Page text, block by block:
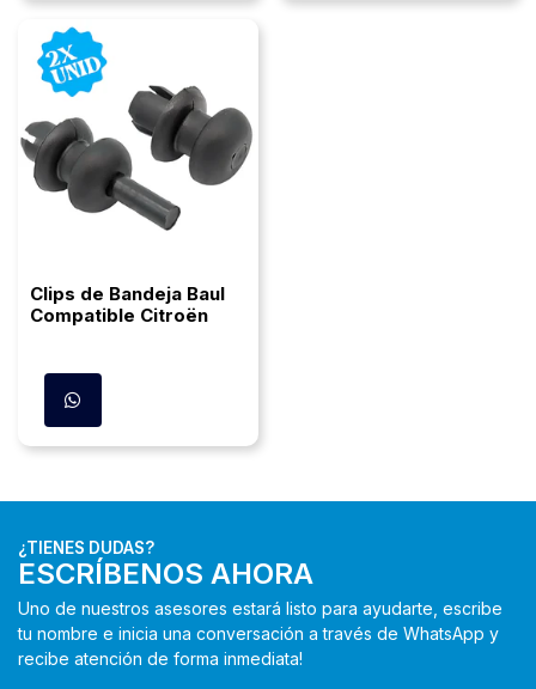
Clips de Bandeja Baul
Compatible Citroën
¿TIENES DUDAS?
ESCRÍBENOS AHORA
Uno de nuestros asesores estará listo para ayudarte, escribe
tu nombre e inicia una conversación a través de WhatsApp y
recibe atención de forma inmediata!